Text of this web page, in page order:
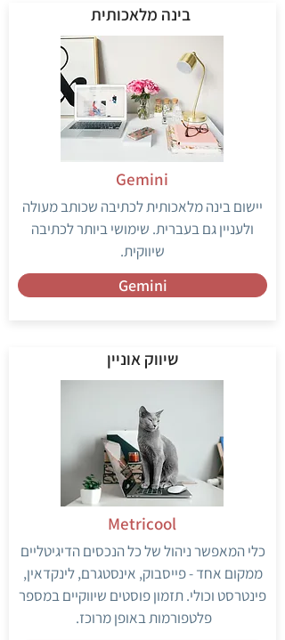
בינה מלאכותית
יישום בינה מלאכותית לכתיבה שכותב מעולה
ולעניין גם בעברית. שימושי ביותר לכתיבה
שיווקית.
Gemini
Gemini
שיווק אוניין
כלי המאפשר ניהול של כל הנכסים הדיגיטליים
ממקום אחד - פייסבוק, אינסטגרם, לינקדאין,
פינטרסט וכולי. תזמון פוסטים שיווקיים במספר
פלטפורמות באופן מרוכז.
Metricool